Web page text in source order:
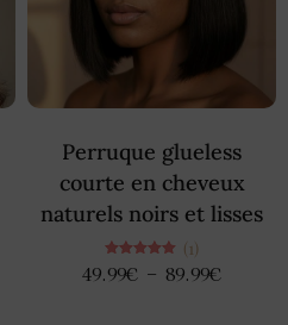
Perruque glueless
courte en cheveux
naturels noirs et lisses
Note
5.00
(1)
49.99€ – 89.99€